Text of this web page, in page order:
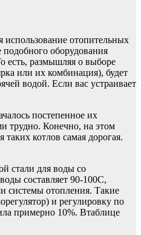
отопительных
оборудования
есть, размышляя о выборе
или их комбинация), будет
водой. Если вас устраивает
постепенное их
трудно. Конечно, на этом
котлов самая дорогая.
стали для воды со
составляет 90-100С,
системы отопления. Такие
и регулировку по
примерно 10%. Втаблице